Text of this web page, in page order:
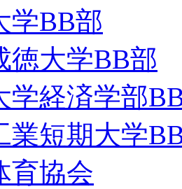
学BB部
徳大学BB部
学経済学部
業短期大学
育協会